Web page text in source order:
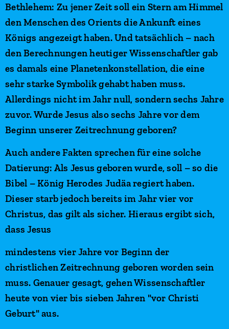
Bethlehem: Zu jener Zeit soll ein Stern am Himmel
den Menschen des Orients die Ankunft eines
Königs angezeigt haben. Und tatsächlich – nach
den Berechnungen heutiger Wissenschaftler gab
es damals eine Planetenkonstellation, die eine
sehr starke Symbolik gehabt haben muss.
Allerdings nicht im Jahr null, sondern sechs Jahre
zuvor. Wurde Jesus also sechs Jahre vor dem
Beginn unserer Zeitrechnung geboren?
Auch andere Fakten sprechen für eine solche
Datierung: Als Jesus geboren wurde, soll – so die
Bibel – König Herodes Judäa regiert haben.
Dieser starb jedoch bereits im Jahr vier vor
Christus, das gilt als sicher. Hieraus ergibt sich,
dass Jesus
mindestens vier Jahre vor Beginn der
christlichen Zeitrechnung geboren worden sein
muss. Genauer gesagt, gehen Wissenschaftler
heute von vier bis sieben Jahren "vor Christi
Geburt" aus.